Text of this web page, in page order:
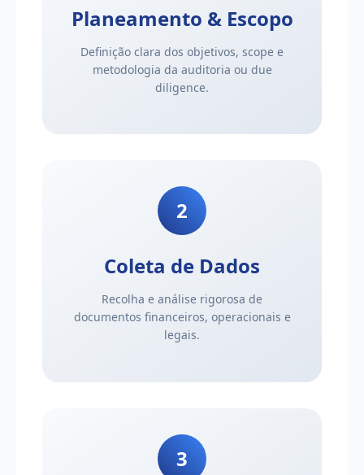
Planeamento & Escopo
Definição clara dos objetivos, scope e
metodologia da auditoria ou due
diligence.
2
Coleta de Dados
Recolha e análise rigorosa de
documentos financeiros, operacionais e
legais.
3